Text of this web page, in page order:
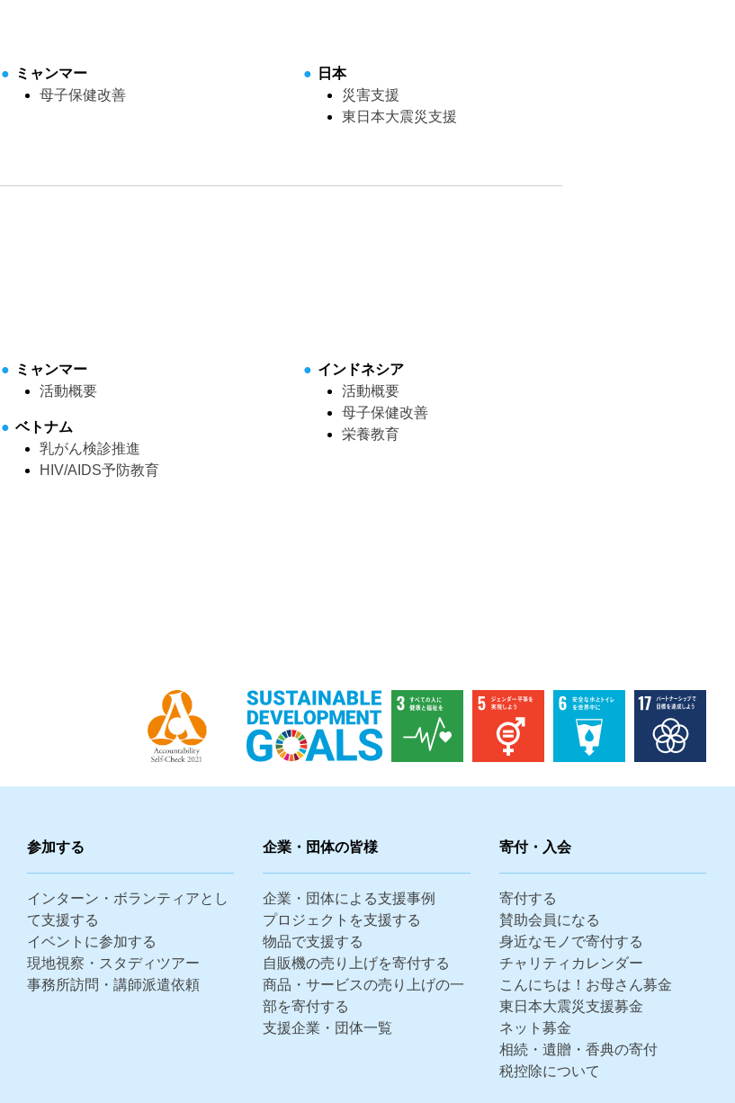
ミャンマー
母子保健改善
日本
災害支援
東日本大震災支援
ミャンマー
活動概要
ベトナム
乳がん検診推進
HIV/AIDS予防教育
インドネシア
活動概要
母子保健改善
栄養教育
参加する
インターン・ボランティアとし
て支援する
イベントに参加する
現地視察・スタディツアー
事務所訪問・講師派遣依頼
企業・団体の皆様
企業・団体による支援事例
プロジェクトを支援する
物品で支援する
自販機の売り上げを寄付する
商品・サービスの売り上げの一
部を寄付する
支援企業・団体一覧
寄付・入会
寄付する
賛助会員になる
身近なモノで寄付する
チャリティカレンダー
こんにちは！お母さん募金
東日本大震災支援募金
ネット募金
相続・遺贈・香典の寄付
税控除について